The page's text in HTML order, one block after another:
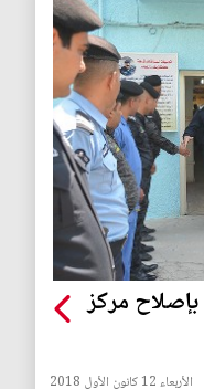
بإصلاح مركز
الأربعاء 12 كانون الأول 2018